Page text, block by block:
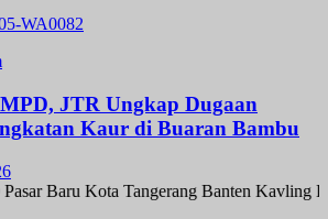
JTR Ungkap Dugaan
Kaur di Buaran Bambu
Baru Kota Tangerang Banten Kavling